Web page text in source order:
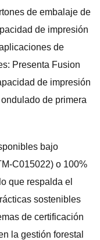
de embalaje de
de impresión
de
Presenta Fusion
de impresión
de primera
bajo
C015022) o 100%
que respalda el
sostenibles
de certificación
la gestión forestal